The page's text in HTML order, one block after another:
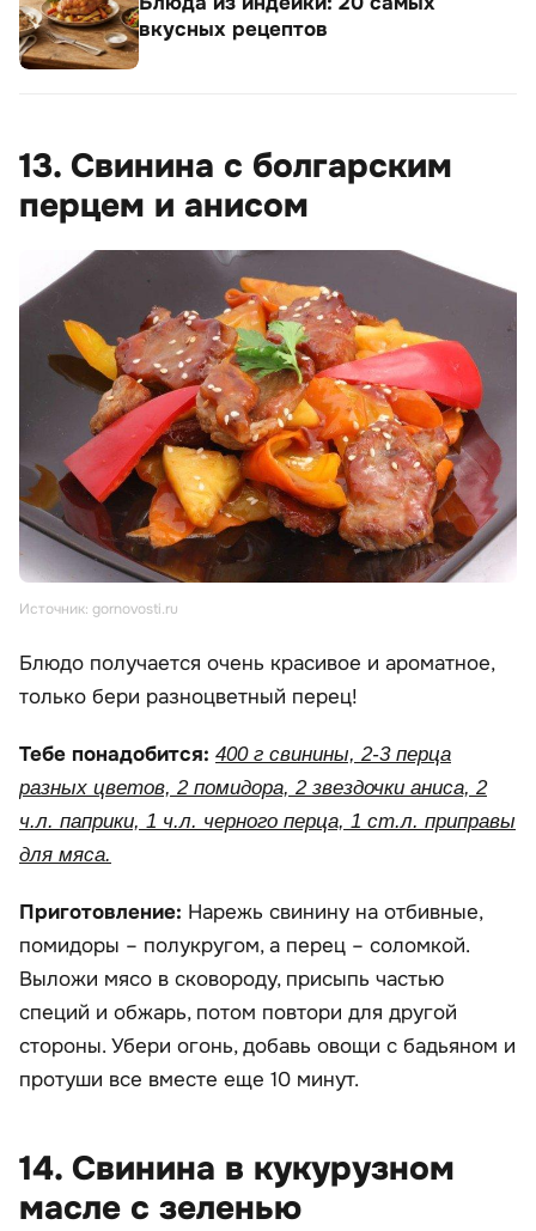
вкусных рецептов
13. Свинина с болгарским
перцем и анисом
Источник: gornovosti.ru
Блюдо получается очень красивое и ароматное,
только бери разноцветный перец!
Тебе понадобится: 400 г свинины, 2-3 перца
разных цветов, 2 помидора, 2 звездочки аниса, 2
ч.л. паприки, 1 ч.л. черного перца, 1 ст.л. приправы
для мяса.
Приготовление: Нарежь свинину на отбивные,
помидоры – полукругом, а перец – соломкой.
Выложи мясо в сковороду, присыпь частью
специй и обжарь, потом повтори для другой
стороны. Убери огонь, добавь овощи с бадьяном и
протуши все вместе еще 10 минут.
14. Свинина в кукурузном
масле с зеленью